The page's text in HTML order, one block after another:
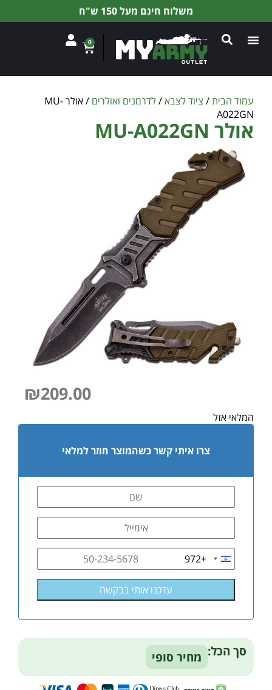
משלוח חינם מעל 150 ש"ח
0
עמוד הבית/ ציוד לצבא/לדרמנים ואולרים
/ אולר MU-
A022GN
אולר MU-A022GN
₪209.00
המלאי אזל
צרו איתי קשר כשהמוצר חוזר למלאי
Israel
+972
סך הכל: מחיר סופי